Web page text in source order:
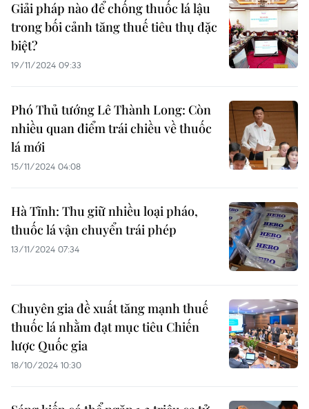
Giải pháp nào để chống thuốc lá lậu
trong bối cảnh tăng thuế tiêu thụ đặc
biệt?
19/11/2024 09:33
Phó Thủ tướng Lê Thành Long: Còn
nhiều quan điểm trái chiều về thuốc
lá mới
15/11/2024 04:08
Hà Tĩnh: Thu giữ nhiều loại pháo,
thuốc lá vận chuyển trái phép
13/11/2024 07:34
Chuyên gia đề xuất tăng mạnh thuế
thuốc lá nhằm đạt mục tiêu Chiến
lược Quốc gia
18/10/2024 10:30